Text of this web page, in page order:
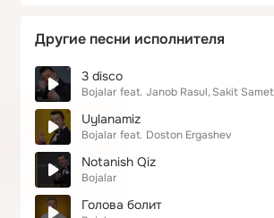
Другие песни исполнителя
3 disco
Bojalar feat. Janob Rasul Sakit
Uylanamiz
Bojalar feat. Doston Ergashev
Notanish Qiz
Bojalar
Голова болит